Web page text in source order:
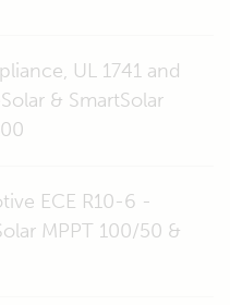
UL 1741 and
& SmartSolar
ECE R10-6 -
MPPT 100/50 &